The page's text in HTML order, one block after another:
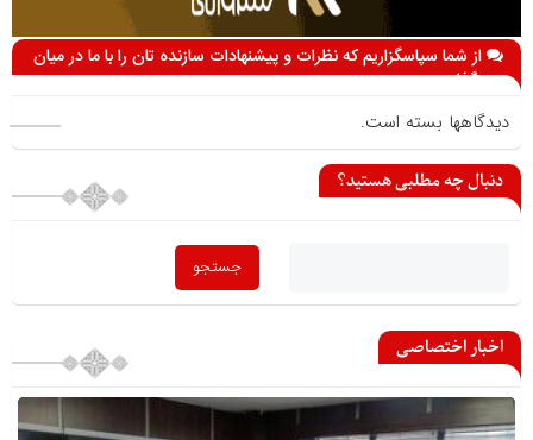
از شما سپاسگزاریم که نظرات و پیشنهادات سازنده تان را با ما در میان
می گذارید
دیدگاهها بسته است.
دنبال چه مطلبی هستید؟
اخبار اختصاصی